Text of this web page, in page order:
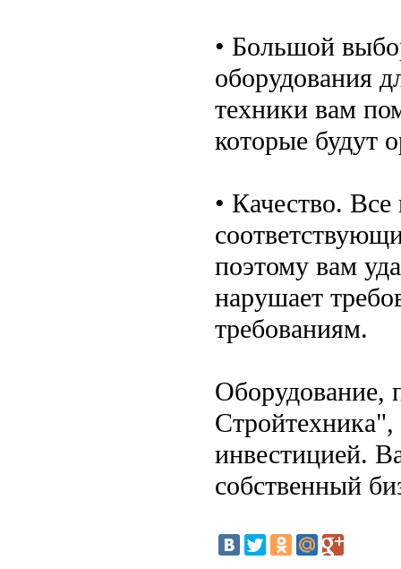
• Большой
оборудования
техники вам
которые будут
• Качество.
поэтому вам
нарушает
требованиям.
Оборудование,
Стройтехника",
инвестицией.
собственный